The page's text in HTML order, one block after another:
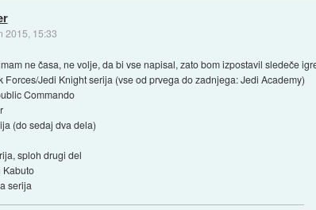
2015, 15:33
ne časa, ne volje, da bi vse napisal, zato bom izpostavil sledeče
Forces/Jedi Knight serija (vse od prvega do zadnjega: Jedi Academy)
Commando
(do sedaj dva dela)
sploh drugi del
Kabuto
serija